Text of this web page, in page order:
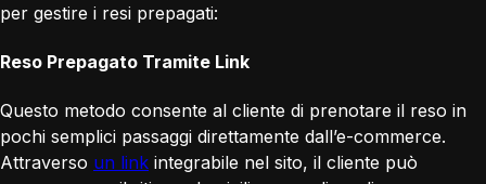
per gestire i resi prepagati:
Reso Prepagato Tramite Link
Questo metodo consente al cliente di prenotare il reso in
pochi semplici passaggi direttamente dall’e-commerce.
Attraverso un link integrabile nel sito, il cliente può